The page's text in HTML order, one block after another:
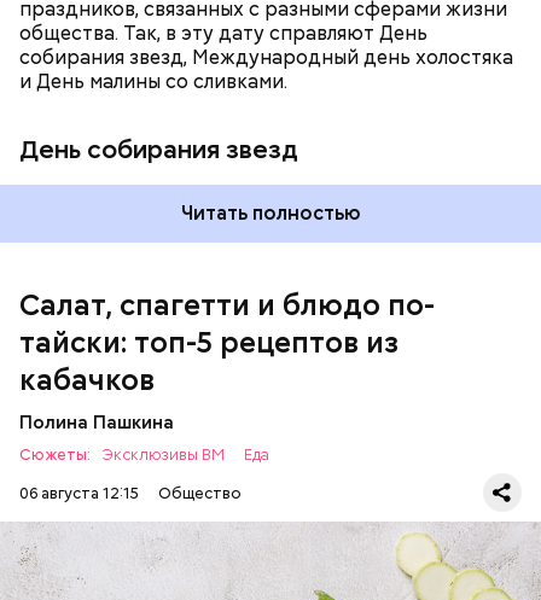
праздников, связанных с разными сферами жизни
общества. Так, в эту дату справляют День
собирания звезд, Международный день холостяка
и День малины со сливками.
День собирания звезд
Читать полностью
Салат, спагетти и блюдо по-
тайски: топ-5 рецептов из
кабачков
Полина Пашкина
Сюжеты: Эксклюзивы ВМ
Еда
06 августа 12:15
Общество
Ингредиенты:
кабачок;
петрушка;
оливковое масло;